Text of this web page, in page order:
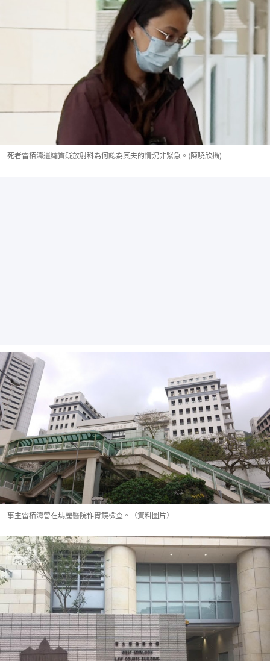
死者雷栢濤遺孀質疑放射科為何認為其夫的情況非緊急。(陳曉欣攝)
事主雷栢濤曾在瑪麗醫院作胃鏡檢查。（資料圖片）